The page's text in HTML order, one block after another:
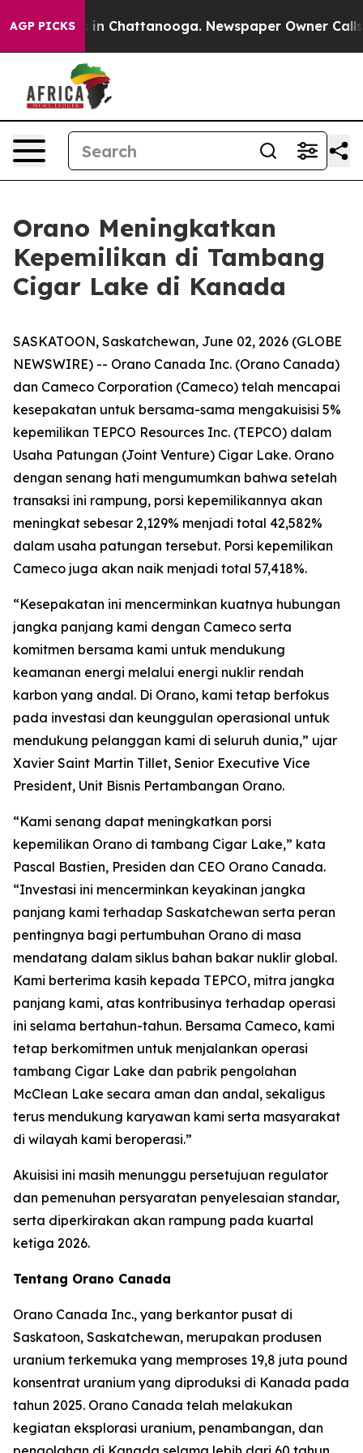
AGP PICKS
Chaos in Chattanooga. Newspaper Owner Calls
Orano Meningkatkan
Kepemilikan di Tambang
Cigar Lake di Kanada
SASKATOON, Saskatchewan, June 02, 2026 (GLOBE
NEWSWIRE) -- Orano Canada Inc. (Orano Canada)
dan Cameco Corporation (Cameco) telah mencapai
kesepakatan untuk bersama-sama mengakuisisi 5%
kepemilikan TEPCO Resources Inc. (TEPCO) dalam
Usaha Patungan (Joint Venture) Cigar Lake. Orano
dengan senang hati mengumumkan bahwa setelah
transaksi ini rampung, porsi kepemilikannya akan
meningkat sebesar 2,129% menjadi total 42,582%
dalam usaha patungan tersebut. Porsi kepemilikan
Cameco juga akan naik menjadi total 57,418%.
“Kesepakatan ini mencerminkan kuatnya hubungan
jangka panjang kami dengan Cameco serta
komitmen bersama kami untuk mendukung
keamanan energi melalui energi nuklir rendah
karbon yang andal. Di Orano, kami tetap berfokus
pada investasi dan keunggulan operasional untuk
mendukung pelanggan kami di seluruh dunia,” ujar
Xavier Saint Martin Tillet, Senior Executive Vice
President, Unit Bisnis Pertambangan Orano.
“Kami senang dapat meningkatkan porsi
kepemilikan Orano di tambang Cigar Lake,” kata
Pascal Bastien, Presiden dan CEO Orano Canada.
“Investasi ini mencerminkan keyakinan jangka
panjang kami terhadap Saskatchewan serta peran
pentingnya bagi pertumbuhan Orano di masa
mendatang dalam siklus bahan bakar nuklir global.
Kami berterima kasih kepada TEPCO, mitra jangka
panjang kami, atas kontribusinya terhadap operasi
ini selama bertahun-tahun. Bersama Cameco, kami
tetap berkomitmen untuk menjalankan operasi
tambang Cigar Lake dan pabrik pengolahan
McClean Lake secara aman dan andal, sekaligus
terus mendukung karyawan kami serta masyarakat
di wilayah kami beroperasi.”
Akuisisi ini masih menunggu persetujuan regulator
dan pemenuhan persyaratan penyelesaian standar,
serta diperkirakan akan rampung pada kuartal
ketiga 2026.
Tentang Orano Canada
Orano Canada Inc., yang berkantor pusat di
Saskatoon, Saskatchewan, merupakan produsen
uranium terkemuka yang memproses 19,8 juta pound
konsentrat uranium yang diproduksi di Kanada pada
tahun 2025. Orano Canada telah melakukan
kegiatan eksplorasi uranium, penambangan, dan